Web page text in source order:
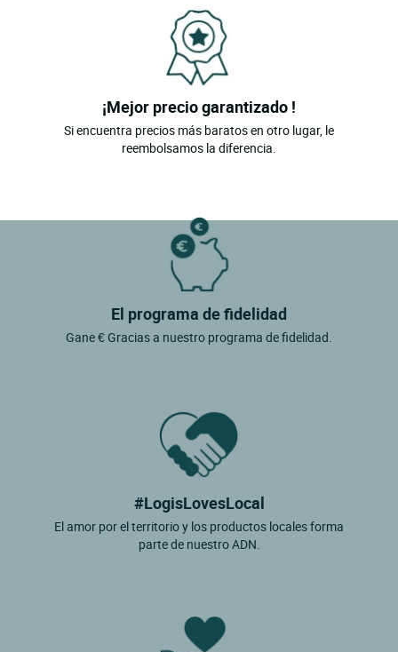
¡Mejor precio garantizado !
Si encuentra precios más baratos en otro lugar, le
reembolsamos la diferencia.
El programa de fidelidad
Gane € Gracias a nuestro programa de fidelidad.
#LogisLovesLocal
El amor por el territorio y los productos locales forma
parte de nuestro ADN.